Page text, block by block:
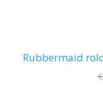
Rubbermaid